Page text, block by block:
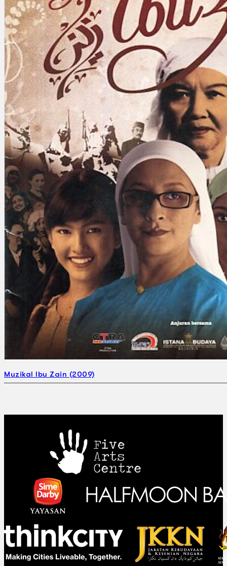
Gelintar
×
Muzikal Ibu Zain (2009)